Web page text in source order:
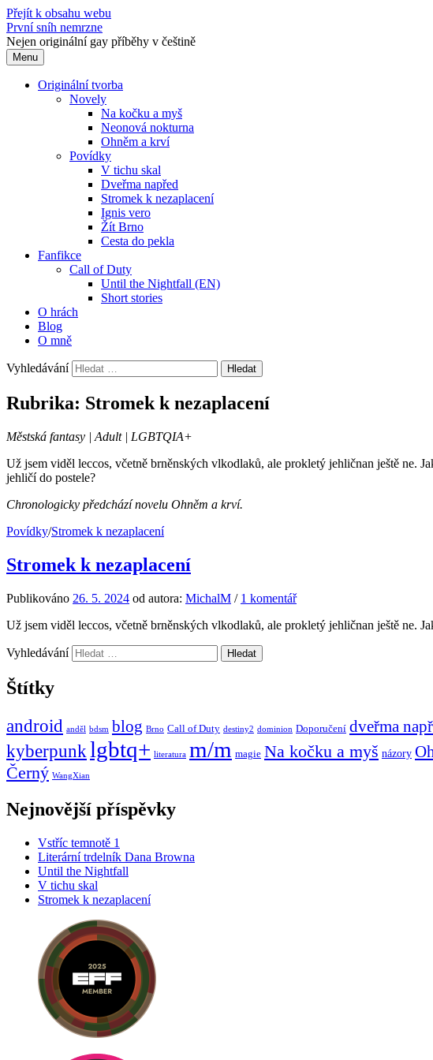
Přejít k obsahu webu
První sníh nemrzne
Nejen originální gay příběhy v češtině
Menu
Originální tvorba
Novely
Na kočku a myš
Neonová nokturna
Ohněm a krví
Povídky
V tichu skal
Dveřma napřed
Stromek k nezaplacení
Ignis vero
Žít Brno
Cesta do pekla
Fanfikce
Call of Duty
Until the Nightfall (EN)
Short stories
O hrách
Blog
O mně
Vyhledávání
Rubrika: Stromek k nezaplacení
Městská fantasy | Adult | LGBTQIA+
Už jsem viděl leccos, včetně brněnských vlkodlaků, ale prokletý jehličnan ještě ne.
jehličí do postele?
Chronologicky předchází novelu Ohněm a krví.
Povídky/Stromek k nezaplacení
Stromek k nezaplacení
Publikováno 26. 5. 2024 od autora: MichalM / 1 komentář
Už jsem viděl leccos, včetně brněnských vlkodlaků, ale prokletý jehličnan ještě ne.
Vyhledávání
Štítky
android anděl bdsm blog Brno Call of Duty destiny2 dominion Doporučení dveřma
kyberpunklgbtq+ literatura m/m magie Na kočku a myš názory
Černý WangXian
Nejnovější příspěvky
Vstříc temnotě 1
Literární trdelník Dana Browna
Until the Nightfall
V tichu skal
Stromek k nezaplacení